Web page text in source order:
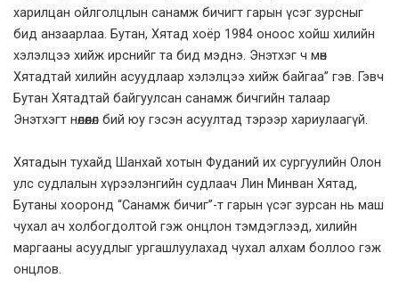
харилцан ойлголцлын санамж бичигт гарын үсэг зурсныг
бид анзаарлаа. Бутан, Хятад хоёр 1984 оноос хойш хилийн
хэлэлцээ хийж ирснийг та бид мэднэ. Энэтхэг ч мөн
Хятадтай хилийн асуудлаар хэлэлцээ хийж байгаа” гэв. Гэвч
Бутан Хятадтай байгуулсан санамж бичгийн талаар
Энэтхэгт нөлөөлөл бий юу гэсэн асуултад тэрээр хариулаагүй.
Хятадын тухайд Шанхай хотын Фуданий их сургуулийн Олон
улс судлалын хүрээлэнгийн судлаач Лин Минван Хятад,
Бутаны хооронд “Санамж бичиг”-т гарын үсэг зурсан нь маш
чухал ач холбогдолтой гэж онцлон тэмдэглээд, хилийн
маргааны асуудлыг ургашлуулахад чухал алхам боллоо гэж
онцлов.